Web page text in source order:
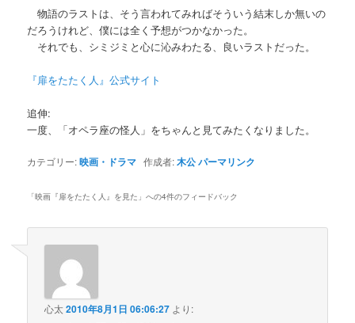
物語のラストは、そう言われてみればそういう結末しか無いの
だろうけれど、僕には全く予想がつかなかった。
それでも、シミジミと心に沁みわたる、良いラストだった。
『扉をたたく人』公式サイト
追伸:
一度、「オペラ座の怪人」をちゃんと見てみたくなりました。
カテゴリー:映画・ドラマ 作成者:木公パーマリンク
「映画『扉をたたく人』を見た 」への4件のフィードバック
心太 2010年8月1日 06:06:27 より: